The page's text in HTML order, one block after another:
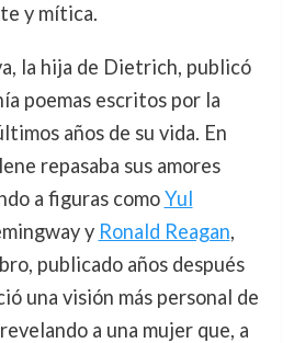
y mítica.
la hija de Dietrich, publicó
poemas escritos por la
años de su vida. En
repasaba sus amores
a figuras comoYul
y Ronald Reagan,
publicado años después
una visión más personal de
a una mujer que, a